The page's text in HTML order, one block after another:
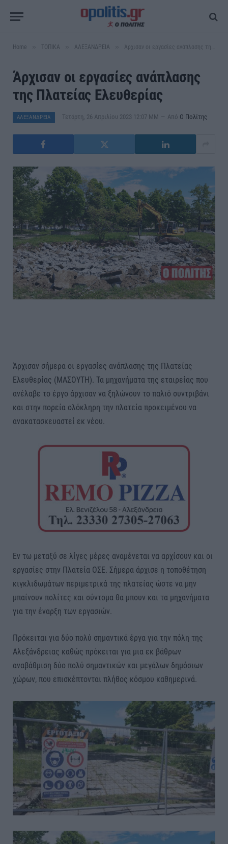
Home ΤΟΠΙΚΑ ΑΛΕΞΑΝΔΡΕΙΑ Άρχισαν οι εργασίες ανάπλασης της Πλατείας Ελευθερίας
Άρχισαν οι εργασίες ανάπλασης
της Πλατείας Ελευθερίας
ΑΛΕΞΑΝΔΡΕΙΑ Τετάρτη, 26 Απριλίου 2023 12:07 ΜΜ Από Ο Πολίτης
Άρχισαν σήμερα οι εργασίες ανάπλασης της Πλατείας
Ελευθερίας (ΜΑΣΟΥΤΗ). Τα μηχανήματα της εταιρείας που
ανέλαβε το έργο άρχισαν να ξηλώνουν το παλιό συντριβάνι
και στην πορεία ολόκληρη την πλατεία προκειμένου να
ανακατασκευαστεί εκ νέου.
Εν τω μεταξύ σε λίγες μέρες αναμένεται να αρχίσουν και οι
εργασίες στην Πλατεία ΟΣΕ. Σήμερα άρχισε η τοποθέτηση
κιγκλιδωμάτων περιμετρικά της πλατείας ώστε να μην
μπαίνουν πολίτες και σύντομα θα μπουν και τα μηχανήματα
για την έναρξη των εργασιών.
Πρόκειται για δύο πολύ σημαντικά έργα για την πόλη της
Αλεξάνδρειας καθώς πρόκειται για μια εκ βάθρων
αναβάθμιση δύο πολύ σημαντικών και μεγάλων δημόσιων
χώρων, που επισκέπτονται πλήθος κόσμου καθημερινά.